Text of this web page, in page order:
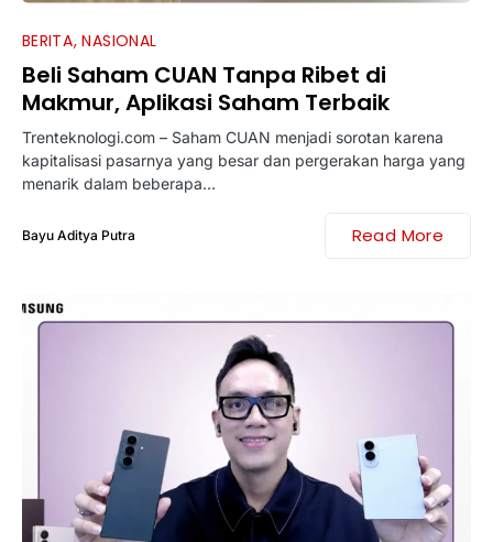
BERITA NASIONAL
Beli Saham CUAN Tanpa Ribet di
Makmur, Aplikasi Saham Terbaik
Trenteknologi.com – Saham CUAN menjadi sorotan karena
kapitalisasi pasarnya yang besar dan pergerakan harga yang
menarik dalam beberapa…
Bayu Aditya Putra Read More